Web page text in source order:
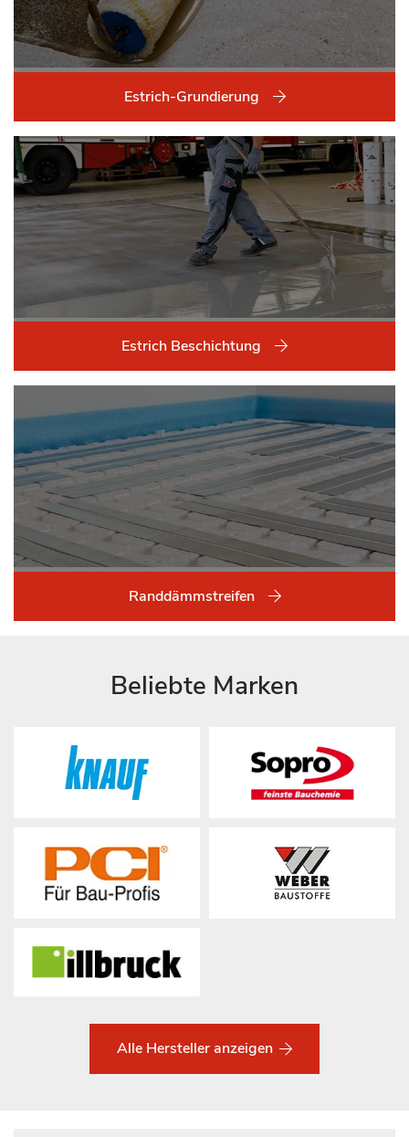
Estrich-Grundierung
Estrich Beschichtung
Randdämmstreifen
Beliebte Marken
Alle Hersteller anzeigen